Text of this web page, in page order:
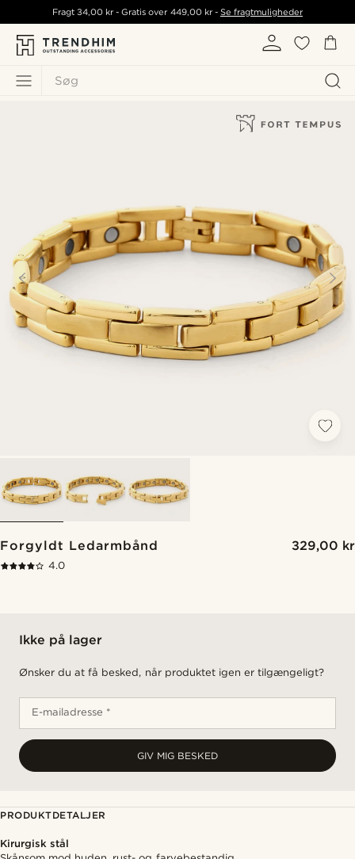
Søg
Fragt34,00 kr - Gratis over 449,00 kr- Se fragtmuligheder
Forgyldt Ledarmbånd 329,00 kr
4.0
Ikke på lager
Ønsker du at få besked, når produktet igen er tilgængeligt?
E-mailadresse *
GIV MIG BESKED
PRODUKTDETALJER
Kirurgisk stål